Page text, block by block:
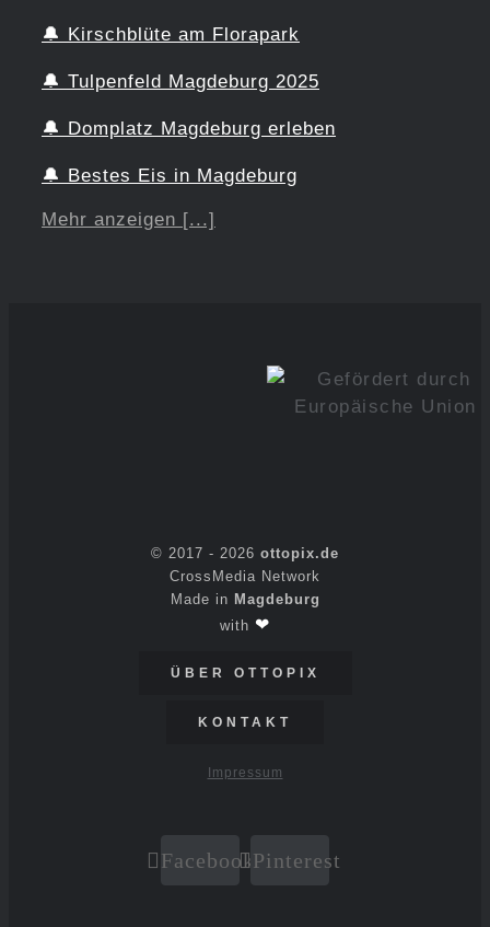
🔔 Kirschblüte am Florapark
🔔 Tulpenfeld Magdeburg 2025
🔔 Domplatz Magdeburg erleben
🔔 Bestes Eis in Magdeburg
Mehr anzeigen [...]
© 2017 - 2026 ottopix.de
CrossMedia Network
Made in Magdeburg
with ❤
ÜBER OTTOPIX
KONTAKT
Impressum
FacebookPinterest